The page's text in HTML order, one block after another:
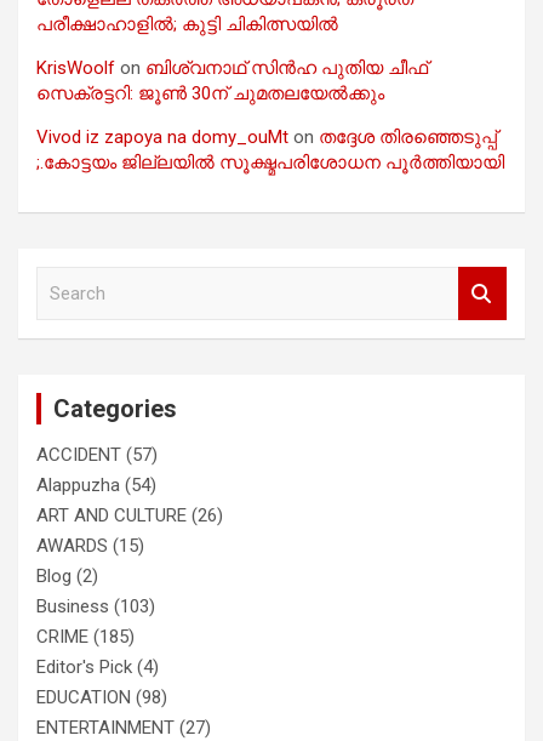
പരീക്ഷാഹാളിൽ; കുട്ടി ചികിത്സയിൽ
KrisWoolf on ബിശ്വനാഥ് സിൻഹ പുതിയ ചീഫ്
സെക്രട്ടറി: ജൂൺ 30ന് ചുമതലയേൽക്കും
Vivod iz zapoya na domy_ouMt on തദ്ദേശ തിരഞ്ഞെടുപ്പ്
;.കോട്ടയം ജില്ലയിൽ സൂക്ഷ്മപരിശോധന പൂർത്തിയായി
Categories
ACCIDENT (57)
Alappuzha (54)
ART AND CULTURE (26)
AWARDS (15)
Blog (2)
Business (103)
CRIME (185)
Editor's Pick (4)
EDUCATION (98)
ENTERTAINMENT (27)